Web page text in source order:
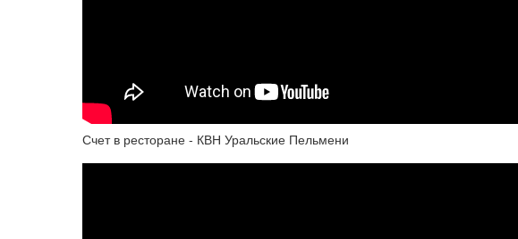
Счет в ресторане - КВН Уральские Пельмени